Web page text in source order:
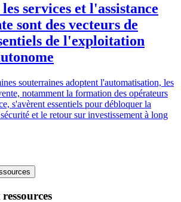
services et l'assistance
sont des vecteurs de
de l'exploitation
souterraines adoptent l'automatisation, les
notamment la formation des opérateurs
s'avèrent essentiels pour débloquer la
et le retour sur investissement à long